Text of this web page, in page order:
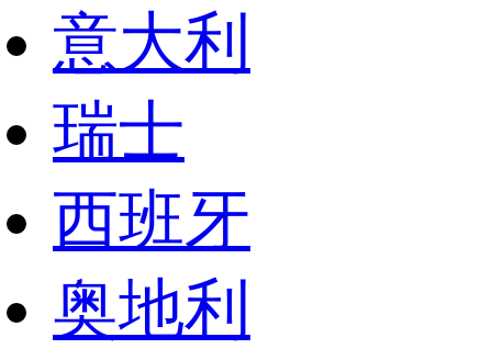
意大利
瑞士
西班牙
奥地利